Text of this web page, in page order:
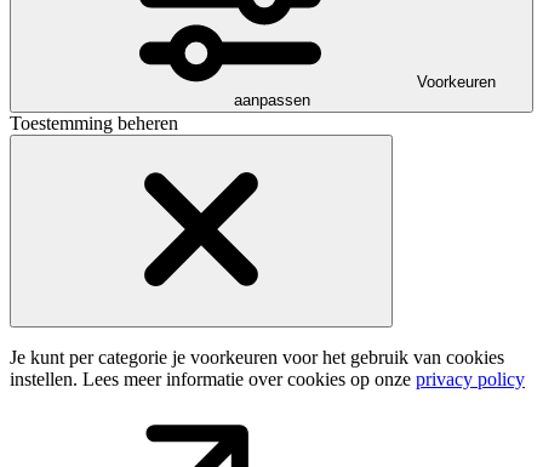
Voorkeuren
aanpassen
Toestemming beheren
Je kunt per categorie je voorkeuren voor het gebruik van cookies
instellen. Lees meer informatie over cookies op onze privacy policy